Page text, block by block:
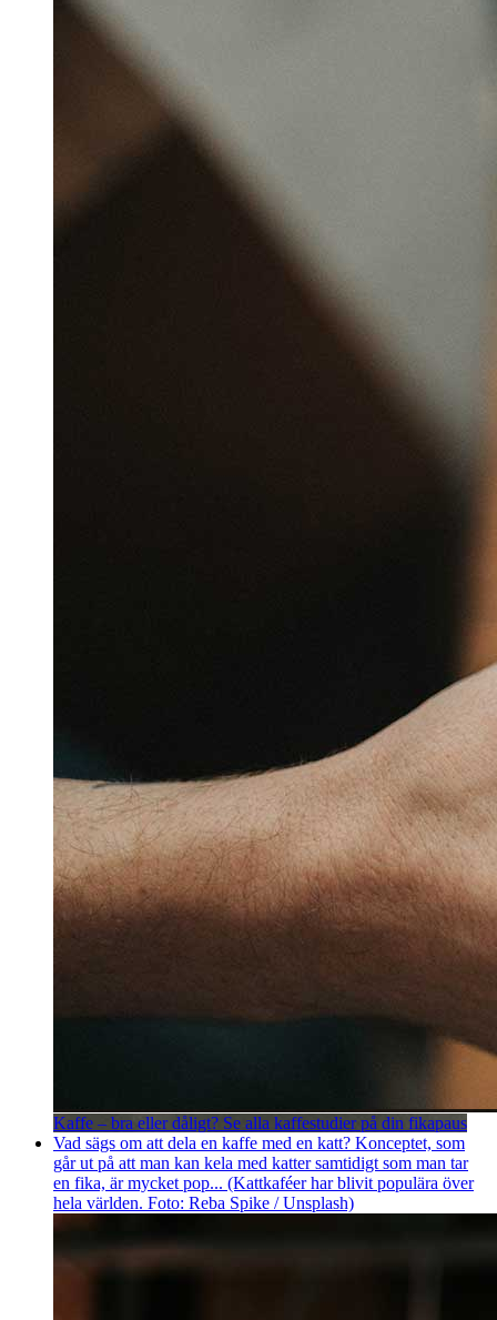
Kaffe – bra eller dåligt? Se alla kaffestudier på din fikapaus
Vad sägs om att dela en kaffe med en katt? Konceptet, som
går ut på att man kan kela med katter samtidigt som man tar
en fika, är mycket pop... (Kattkaféer har blivit populära över
hela världen. Foto: Reba Spike / Unsplash)